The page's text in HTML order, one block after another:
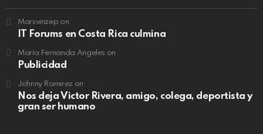
Marsvinzep on
IT Forums en Costa Rica culmina
María Fernanda Angeles on
Publicidad
Johnny Ramirezon
Nos deja Victor Rivera, amigo, colega, deportista y
gran ser humano